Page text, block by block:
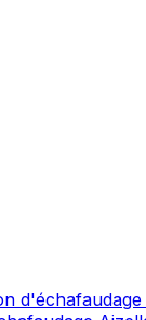
d'échafaudage